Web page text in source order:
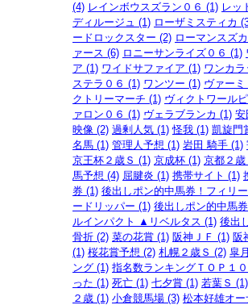
(4) レインボウスズラン０６ (1) レッ
ディルージュ (1) ローザミスティカ
ードロックスター (2) ローマンスズ
ァース (6) ロニーサンライズ０６ (1)
ア (1) ワイドサファイア (1) ワンカ
ステラ０６ (1) ワンツー (1) ヴァー
クトリーマーチ (1) ヴィクトワール
ァロン０６ (1) ヴェラブランカ (1) 安
映像 (2) 過剰人気 (1) 怪我 (1) 凱旋門
名馬 (1) 管理人予想 (1) 岩田 騎手 (1)
京王杯２歳Ｓ (1) 京成杯 (1) 京都２歳
馬予想 (4) 屈腱炎 (1) 携帯サイト (1)
券 (1) 後出しポン的中馬券！フィリ
ードリッパー (1) 後出しポン的中馬
ルインパクト ▲リベルタス (1) 後出
骨折 (2) 菜の花賞 (1) 阪神ＪＦ (1) 阪
(1) 桜花賞予想 (2) 札幌２歳Ｓ (2) 皐
ング (1) 指名数ランキングＴＯＰ１
った (1) 死亡 (1) 七夕賞 (1) 若葉Ｓ (1)
２歳 (1) 小倉競馬場 (3) 松本好雄オー